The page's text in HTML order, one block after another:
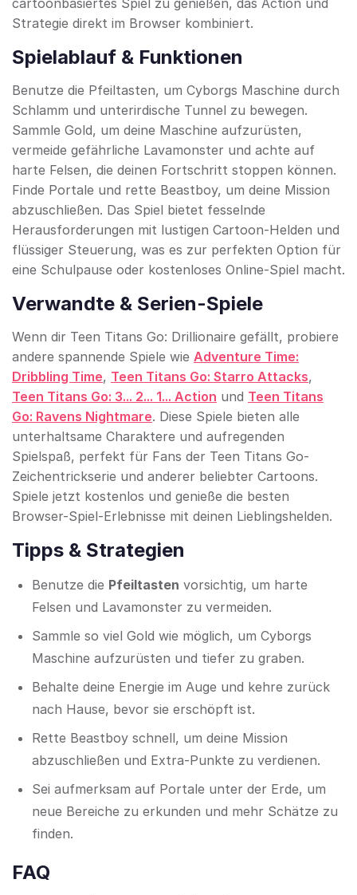
cartoonbasiertes Spiel zu genießen, das Action und
Strategie direkt im Browser kombiniert.
Spielablauf & Funktionen
Benutze die Pfeiltasten, um Cyborgs Maschine durch
Schlamm und unterirdische Tunnel zu bewegen.
Sammle Gold, um deine Maschine aufzurüsten,
vermeide gefährliche Lavamonster und achte auf
harte Felsen, die deinen Fortschritt stoppen können.
Finde Portale und rette Beastboy, um deine Mission
abzuschließen. Das Spiel bietet fesselnde
Herausforderungen mit lustigen Cartoon-Helden und
flüssiger Steuerung, was es zur perfekten Option für
eine Schulpause oder kostenloses Online-Spiel macht.
Verwandte & Serien-Spiele
Wenn dir Teen Titans Go: Drillionaire gefällt, probiere
andere spannende Spiele wie Adventure Time:
Dribbling Time, Teen Titans Go: Starro Attacks,
Teen Titans Go: 3... 2... 1... Action und Teen Titans
Go: Ravens Nightmare. Diese Spiele bieten alle
unterhaltsame Charaktere und aufregenden
Spielspaß, perfekt für Fans der Teen Titans Go-
Zeichentrickserie und anderer beliebter Cartoons.
Spiele jetzt kostenlos und genieße die besten
Browser-Spiel-Erlebnisse mit deinen Lieblingshelden.
Tipps & Strategien
Benutze die Pfeiltasten vorsichtig, um harte
Felsen und Lavamonster zu vermeiden.
Sammle so viel Gold wie möglich, um Cyborgs
Maschine aufzurüsten und tiefer zu graben.
Behalte deine Energie im Auge und kehre zurück
nach Hause, bevor sie erschöpft ist.
Rette Beastboy schnell, um deine Mission
abzuschließen und Extra-Punkte zu verdienen.
Sei aufmerksam auf Portale unter der Erde, um
neue Bereiche zu erkunden und mehr Schätze zu
finden.
FAQ